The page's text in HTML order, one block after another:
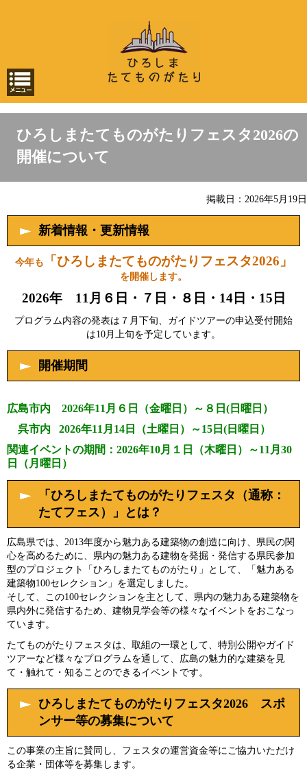
ひろしまたてものがたりフェスタ2026の
開催について
掲載日：2026年5月19日
新着情報・更新情報
今年も 「ひろしまたてものがたりフェスタ2026」
を開催します。
2026年 11月６日・７日・８日・14日・15日
プログラム内容の発表は７月下旬、ガイドツアーの申込受付開始
は10月上旬を予定しています。
開催期間
広島市内 2026年11月６日（金曜日）～８日(日曜日）
呉市内 2026年11月14日（土曜日）～15日(日曜日）
関連イベントの期間：2026年10月１日（木曜日）～11月30
日（月曜日）
「ひろしまたてものがたりフェスタ（通称：
たてフェス）」とは？
広島県では、2013年度から魅力ある建築物の創造に向け、県民の関
心を高めるために、県内の魅力ある建物を発掘・発信する県民参加
型のプロジェクト「ひろしまたてものがたり」として、「魅力ある
建築物100セレクション」を選定しました。
そして、この100セレクションを主として、県内の魅力ある建築物を
県内外に発信するため、建物見学会等の様々なイベントをおこなっ
ています。
たてものがたりフェスタは、取組の一環として、特別公開やガイド
ツアーなど様々なプログラムを通して、広島の魅力的な建築を見
て・触れて・知ることのできるイベントです。
ひろしまたてものがたりフェスタ2026 スポ
ンサー等の募集について
この事業の主旨に賛同し、フェスタの運営資金等にご協力いただけ
る企業・団体等を募集します。